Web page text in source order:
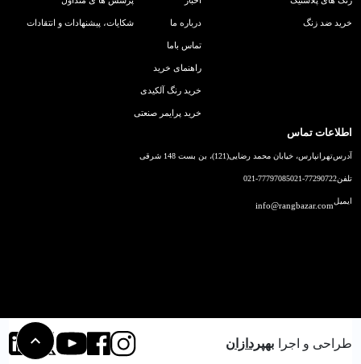
خرید ضد زنگ درباره ما
تماس باما
راهنمای خرید
خرید رنگ آلکیدی
خرید پرایمر صنعتی
شکایات، پیشنهادات و انتقادات
اطلاعات تماس
آدرستهرانپارس، خیابان محمد رضایی(121)، بن بست 148 شرقی
تلفن021-77290722
021-77797085
ایمیلinfo@rangbazar.com
طراحی و اجرا بهپردازان